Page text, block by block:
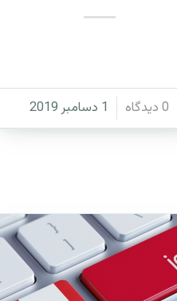
0 دیدگاه
/ 1 دسامبر 2019